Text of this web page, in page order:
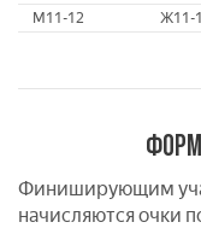
M11-12
Ж11-
Финиширующим
начисляются очки